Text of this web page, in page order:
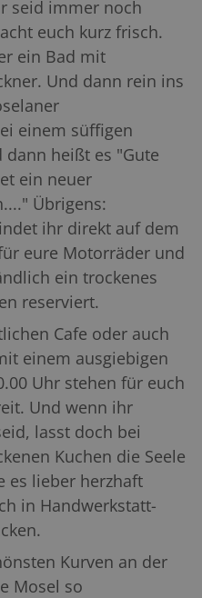
seid immer noch
euch kurz frisch.
ein Bad mit
Und dann rein ins
einem süffigen
dann heißt es "Gute
ein neuer
Übrigens:
ihr direkt auf dem
eure Motorräder und
ein trockenes
reserviert.
Cafe oder auch
einem ausgiebigen
Uhr stehen für euch
Und wenn ihr
lasst doch bei
Kuchen die Seele
es lieber herzhaft
in Handwerkstatt-
Kurven an der
Mosel so